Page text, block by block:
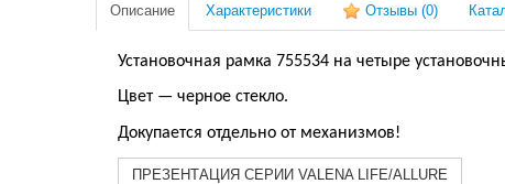
Описание Характеристики Отзывы (0)
Установочная рамка 755534 на четыре
Цвет — черное стекло.
Докупается отдельно от механизмов!
ПРЕЗЕНТАЦИЯ СЕРИИ VALENA LIFE/ALLURE